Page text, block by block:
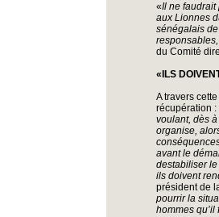
«Il ne faudrait
aux Lionnes
sénégalais
du Comité
«ILS
A travers
récupération :
voulant, dès
organise,
avant le
destabiliser
ils doivent
président de
pourrir la
hommes